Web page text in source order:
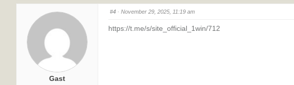
Gast
#4 · November 29, 2025, 11:19 am
https://t.me/s/site_official_1win/712